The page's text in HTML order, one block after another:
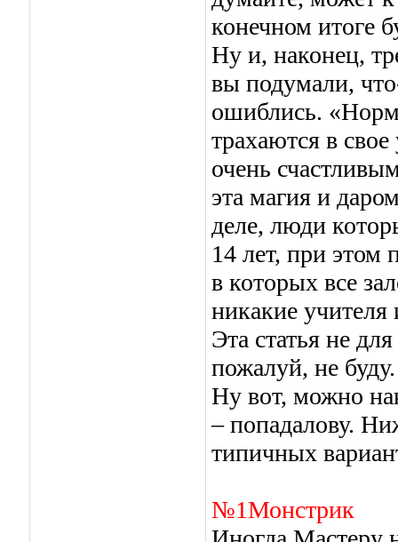
конечном итоге
Ну и, наконец,
вы подумали,
ошиблись.
трахаются в
очень
эта магия и
деле, люди
14 лет, при этом
в которых все
никакие
Эта статья не
пожалуй, не буду.
Ну вот, можно
– попадалову.
типичных
№1Монстрик